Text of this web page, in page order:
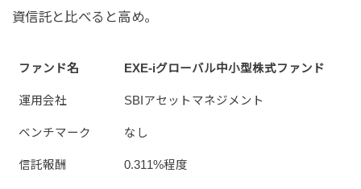
資信託と比べると高め。
ファンド名 EXE-iグローバル中小型株式ファンド
運用会社 SBIアセットマネジメント
ベンチマーク なし
信託報酬 0.311%程度